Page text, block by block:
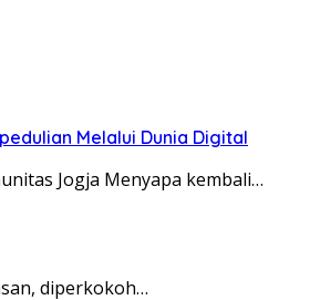
Melalui Dunia Digital
Jogja Menyapa kembali…
diperkokoh…